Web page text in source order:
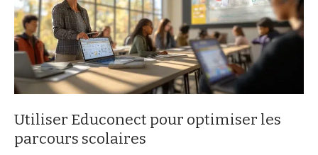
Utiliser Educonect pour optimiser les
parcours scolaires